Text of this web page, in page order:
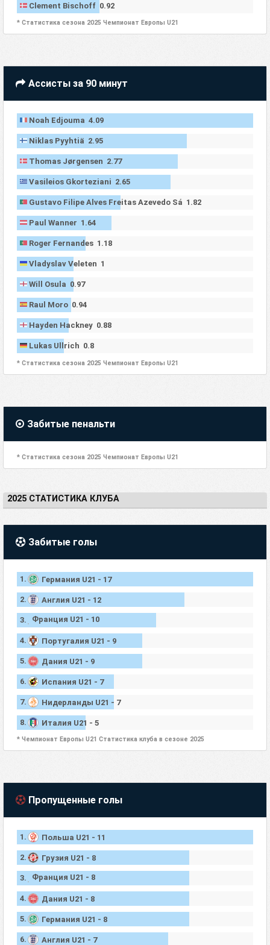
Clement Bischoff 0.92
* Статистика сезона 2025 Чемпионат Европы U21
Ассисты за 90 минут
Noah Edjouma 4.09
Niklas Pyyhtiä 2.95
Thomas Jørgensen 2.77
Vasileios Gkorteziani 2.65
Gustavo Filipe Alves Freitas Azevedo Sá 1.82
Paul Wanner 1.64
Roger Fernandes 1.18
Vladyslav Veleten 1
Will Osula 0.97
Raul Moro 0.94
Hayden Hackney 0.88
Lukas Ullrich 0.8
* Статистика сезона 2025 Чемпионат Европы U21
Забитые пенальти
* Статистика сезона 2025 Чемпионат Европы U21
2025 СТАТИСТИКА КЛУБА
Забитые голы
1. Германия U21 - 17
2. Англия U21 - 12
3. Франция U21 - 10
4. Португалия U21 - 9
5. Дания U21 - 9
6. Испания U21 - 7
7. Нидерланды U21 - 7
8. Италия U21 - 5
* Чемпионат Европы U21 Статистика клуба в сезоне 2025
Пропущенные голы
1. Польша U21 - 11
2. Грузия U21 - 8
3. Франция U21 - 8
4. Дания U21 - 8
5. Германия U21 - 8
6. Англия U21 - 7